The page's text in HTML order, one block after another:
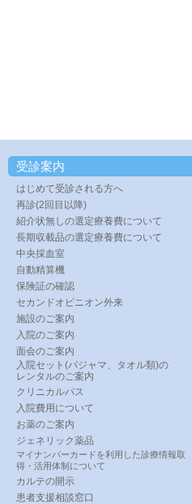
受診案内
はじめて受診される方へ
再診(2回目以降)
紹介状無しの選定療養費について
長期収載品の選定療養費について
中央採血室
自動精算機
保険証の確認
セカンドオピニオン外来
施設のご案内
入院のご案内
面会のご案内
入院セット(パジャマ、タオル類)の
レンタルのご案内
クリニカルパス
入院費用について
お薬のご案内
ジェネリック薬品
マイナンバーカードを利用した診療情報取
得・活用体制について
カルテの開示
患者支援相談窓口